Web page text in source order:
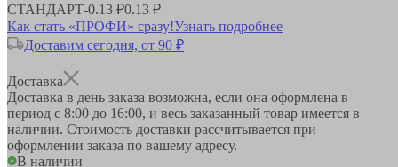
СТАНДАРТ-0.13 ₽0.13 ₽
Как стать «ПРОФИ» сразу!Узнать подробнее
Доставим сегодня, от 90 ₽
Доставка
Доставка в день заказа возможна, если она оформлена в
период с 8:00 до 16:00, и весь заказанный товар имеется в
наличии. Стоимость доставки рассчитывается при
оформлении заказа по вашему адресу.
В наличии